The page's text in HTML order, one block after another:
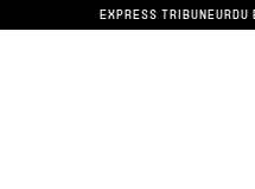
EXPRESS TRIBUNEURDU